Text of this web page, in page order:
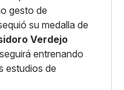
gesto de
su medalla de
Verdejo
entrenando
estudios de